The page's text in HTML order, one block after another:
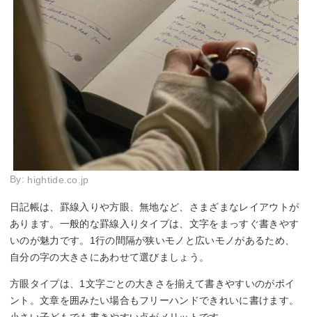
By: hightide.co.jp
日記帳は、罫線入りや方眼、無地など、さまざまなレイアウトが
あります。一般的な罫線入りタイプは、文字をまっすぐ書きやす
いのが魅力です。1行の間隔が狭いモノと広いモノがあるため、
自分の字の大きさにあわせて選びましょう。
方眼タイプは、1文字ごとの大きさを揃えて書きやすいのがポイ
ント。文章を囲みたい場合もフリーハンドできれいに書けます。